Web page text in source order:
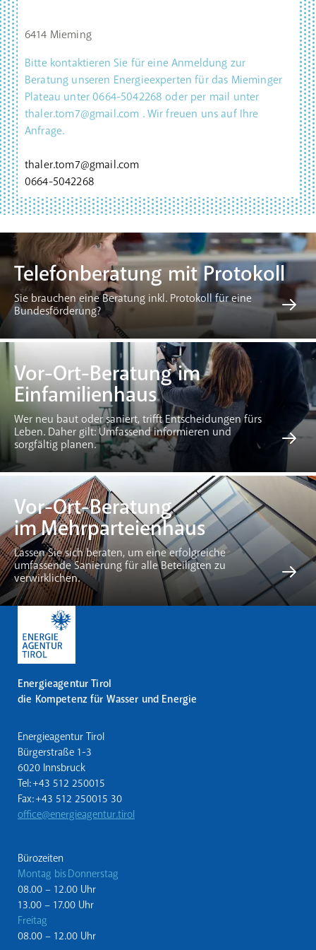
6414 Mieming
Bitte kontaktieren Sie für eine Anmeldung zur
Beratung unseren Energieexperten für das Mieminger
Plateau unter 0664-5042268 oder per mail unter
thaler.tom7@gmail.com . Wir freuen uns auf Ihre
Anfrage.
thaler.tom7@gmail.com
0664-5042268
Telefonberatung mit Protokoll
Sie brauchen eine Beratung inkl. Protokoll für eine
Bundesförderung?
Vor-Ort-Beratung im
Einfamilienhaus
Wer neu baut oder saniert, trifft Entscheidungen fürs
Leben. Daher gilt: Umfassend informieren und
sorgfältig planen.
Vor-Ort-Beratung
im Mehrparteienhaus
Lassen Sie sich beraten, um eine erfolgreiche
umfassende Sanierung für alle Beteiligten zu
verwirklichen.
Energieagentur Tirol
die Kompetenz für Wasser und Energie
Energieagentur Tirol
Bürgerstraße 1-3
6020 Innsbruck
Tel: +43 512 250015
Fax: +43 512 250015 30
office@energieagentur.tirol
Bürozeiten
Montag bis Donnerstag
08.00 – 12.00 Uhr
13.00 – 17.00 Uhr
Freitag
08.00 – 12.00 Uhr